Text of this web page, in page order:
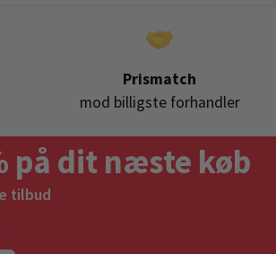
Prismatch
mod billigste forhandler
på dit næste køb
tilbud